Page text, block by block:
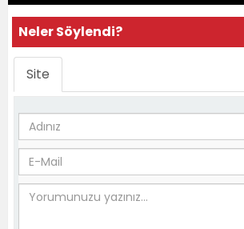
Neler Söylendi?
Site